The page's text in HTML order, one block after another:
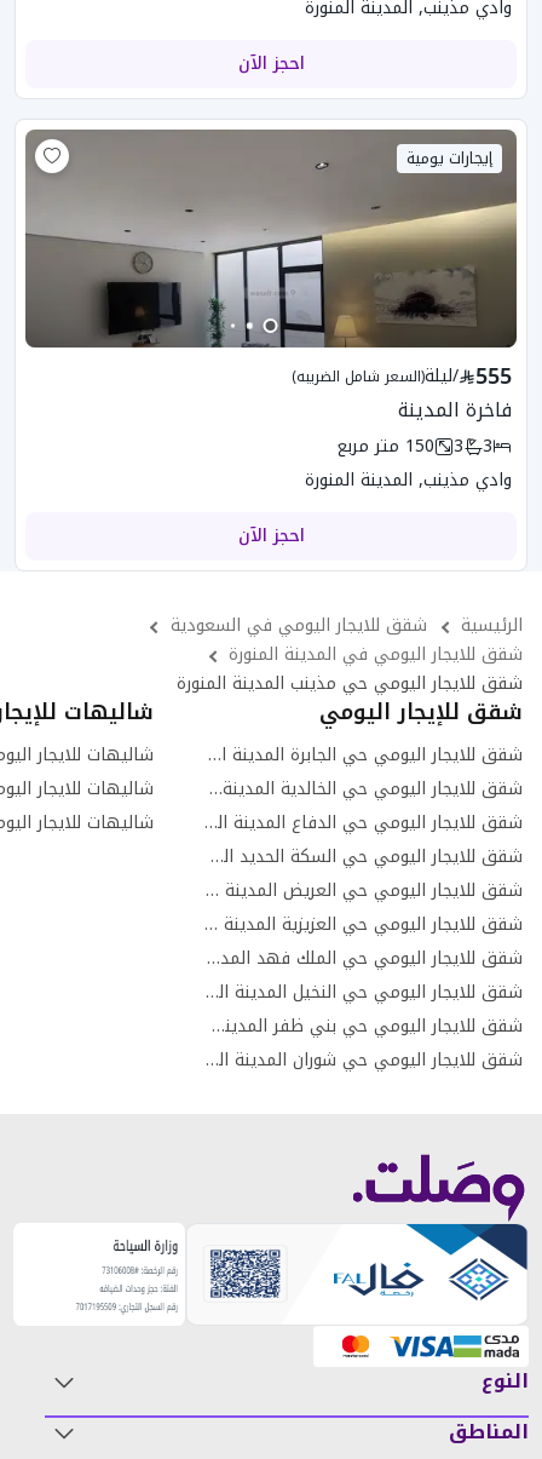
وادي مذينب, المدينة المنورة
احجز الآن
إيجارات يومية
555
/ليلة(السعر شامل الضريبه)
فاخرة المدينة
3
3
150 متر مربع
وادي مذينب, المدينة المنورة
احجز الآن
الرئيسية
شقق للايجار اليومي في السعودية
شقق للايجار اليومي في المدينة المنورة
شقق للايجار اليومي حي مذينب المدينة المنورة
شقق للإيجار اليومي
شقق للايجار اليومي حي الجابرة المدينة المنورة
شقق للايجار اليومي حي الخالدية المدينة المنورة
شقق للايجار اليومي حي الدفاع المدينة المنورة
شقق للايجار اليومي حي السكة الحديد المدينة المنورة
شقق للايجار اليومي حي العريض المدينة المنورة
شقق للايجار اليومي حي العزيزية المدينة المنورة
شقق للايجار اليومي حي الملك فهد المدينة المنورة
شقق للايجار اليومي حي النخيل المدينة المنورة
شقق للايجار اليومي حي بني ظفر المدينة المنورة
شقق للايجار اليومي حي شوران المدينة المنورة
شاليهات
النوع
المناطق